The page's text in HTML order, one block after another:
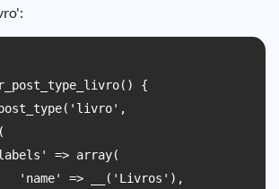
{
=> array(
'name' => __('Livros'),